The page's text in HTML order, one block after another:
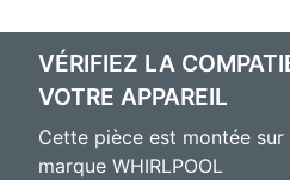
VÉRIFIEZ LA
VOTRE APPAREIL
Cette pièce est montée
marque WHIRLPOOL